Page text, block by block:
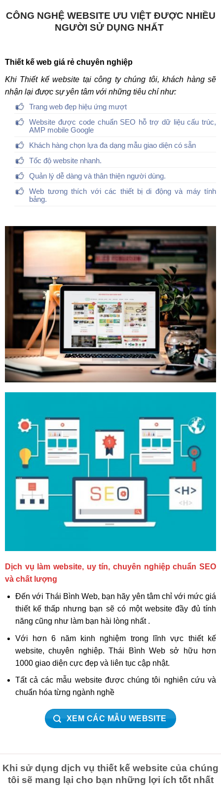
CÔNG NGHỆ WEBSITE ƯU VIỆT ĐƯỢC NHIỀU
NGƯỜI SỬ DỤNG NHẤT
Thiết kế web giá rẻ chuyên nghiệp
Khi Thiết kế website tại công ty chúng tôi, khách hàng sẽ
nhận lại được sự yên tâm với những tiêu chí như:
Trang web đẹp hiệu ứng mượt
Website được code chuẩn SEO hỗ trợ dữ liệu cấu trúc,
AMP mobile Google
Khách hàng chọn lựa đa dạng mẫu giao diện có sẵn
Tốc độ website nhanh.
Quản lý dễ dàng và thân thiện người dùng.
Web tương thích với các thiết bị di động và máy tính
bảng.
Dịch vụ làm website, uy tín, chuyên nghiệp chuẩn SEO
và chất lượng
Đến với Thái Bình Web, bạn hãy yên tâm chỉ với mức giá
thiết kế thấp nhưng bạn sẽ có một website đầy đủ tính
năng cũng như làm bạn hài lòng nhất .
Với hơn 6 năm kinh nghiệm trong lĩnh vực thiết kế
website, chuyên nghiệp. Thái Bình Web sở hữu hơn
1000 giao diện cực đẹp và liên tục cập nhật.
Tất cả các mẫu website được chúng tôi nghiên cứu và
chuẩn hóa từng ngành nghề
XEM CÁC MẪU WEBSITE
Khi sử dụng dịch vụ thiết kế website của chúng
tôi sẽ mang lại cho bạn những lợi ích tốt nhất